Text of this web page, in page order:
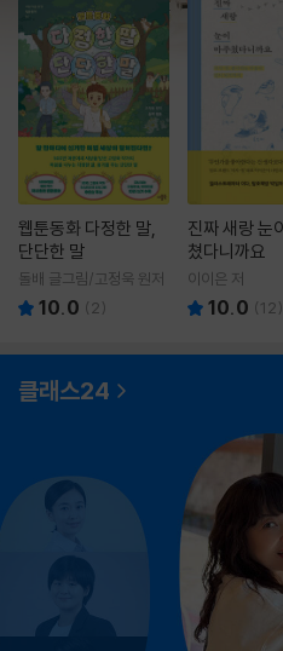
웹툰동화 다정한 말,
단단한 말
돌배 글그림/고정욱 원저
10.0 ( 2)
진짜 새랑 눈
쳤다니까요
이이은 저
10.0 (12)
클래스24